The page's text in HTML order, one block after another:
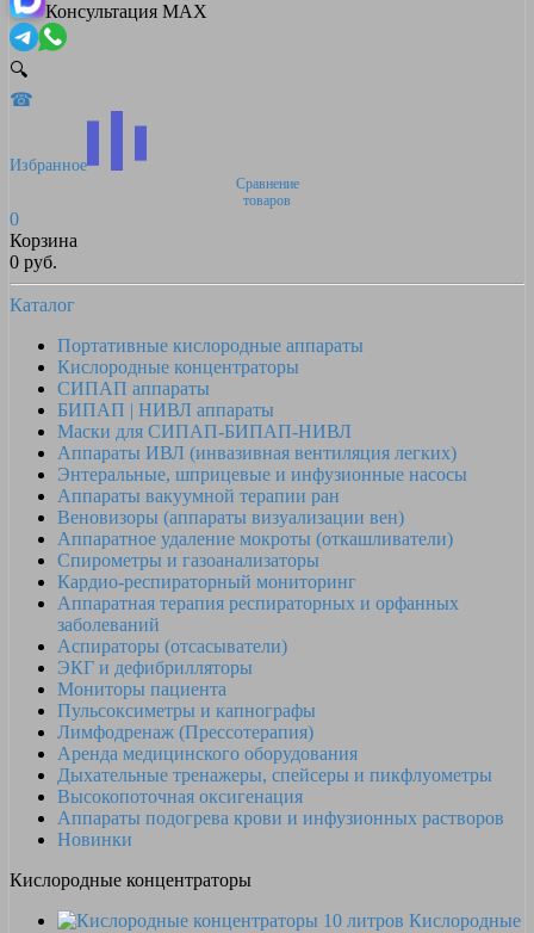
Консультация MAX
🔍
☎
Избранное
Сравнение
товаров
0
Корзина
0 руб.
Каталог
Портативные кислородные аппараты
Кислородные концентраторы
СИПАП аппараты
БИПАП | НИВЛ аппараты
Маски для СИПАП-БИПАП-НИВЛ
Аппараты ИВЛ (инвазивная вентиляция легких)
Энтеральные, шприцевые и инфузионные насосы
Аппараты вакуумной терапии ран
Веновизоры (аппараты визуализации вен)
Аппаратное удаление мокроты (откашливатели)
Спирометры и газоанализаторы
Кардио-респираторный мониторинг
Аппаратная терапия респираторных и орфанных
заболеваний
Аспираторы (отсасыватели)
ЭКГ и дефибрилляторы
Мониторы пациента
Пульсоксиметры и капнографы
Лимфодренаж (Прессотерапия)
Аренда медицинского оборудования
Дыхательные тренажеры, спейсеры и пикфлуометры
Высокопоточная оксигенация
Аппараты подогрева крови и инфузионных растворов
Новинки
Кислородные концентраторы
Кислородные